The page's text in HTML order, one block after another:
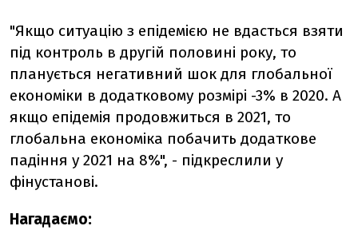
"Якщо ситуацію з епідемією не вдасться взяти
під контроль в другій половині року, то
планується негативний шок для глобальної
економіки в додатковому розмірі -3% в 2020. А
якщо епідемія продовжиться в 2021, то
глобальна економіка побачить додаткове
падіння у 2021 на 8%", - підкреслили у
фінустанові.
Нагадаємо: